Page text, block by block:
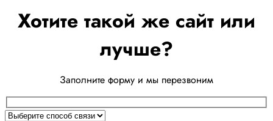
Хотите такой же сайт или
лучше?
Заполните форму и мы перезвоним